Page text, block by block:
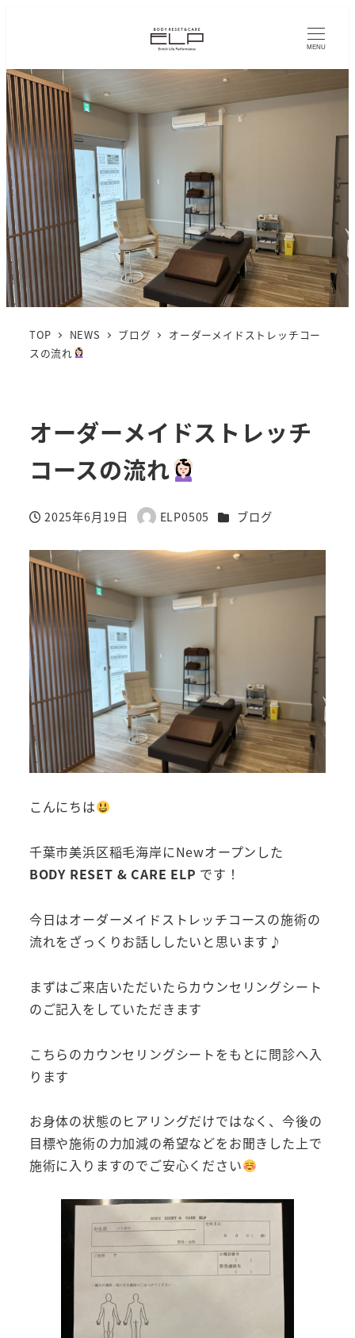
MENU
TOP NEWS ブログ
オーダーメイドストレッチコー
スの流れ
オーダーメイドストレッチ
コースの流れ
投稿日
2025年6月19日
著
ELP0505 カテゴリー
ブログ
こんにちは
千葉市美浜区稲毛海岸にNewオープンした
BODY RESET & CARE ELP です！
今日はオーダーメイドストレッチコースの施術の
流れをざっくりお話ししたいと思います♪
まずはご来店いただいたらカウンセリングシート
のご記入をしていただきます
こちらのカウンセリングシートをもとに問診へ入
ります
お身体の状態のヒアリングだけではなく、今後の
目標や施術の力加減の希望などをお聞きした上で
施術に入りますのでご安心ください